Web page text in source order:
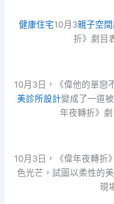
健康住宅10月3親子空
折》劇目
10月3日，《偉他的單戀
美診所設計變成了一道
年夜轉折》
10月3日，《偉年夜轉折
色光芒，試圖以柔性的
現